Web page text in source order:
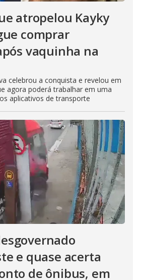
atropelou Kayky
comprar
vaquinha na
celebrou a conquista e revelou em
agora poderá trabalhar em uma
aplicativos de transporte
e quase acerta
de ônibus, em